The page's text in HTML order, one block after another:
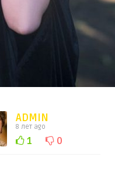
ADMIN
8 лет ago
1 0